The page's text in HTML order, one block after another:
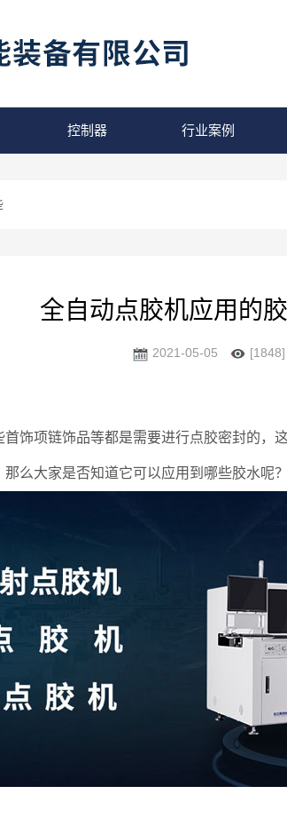
控制器 行业案例
全自动点胶机应用的
2021-05-05 [1848]
项链饰品等都是需要进行点胶密封的，
么大家是否知道它可以应用到哪些胶水呢